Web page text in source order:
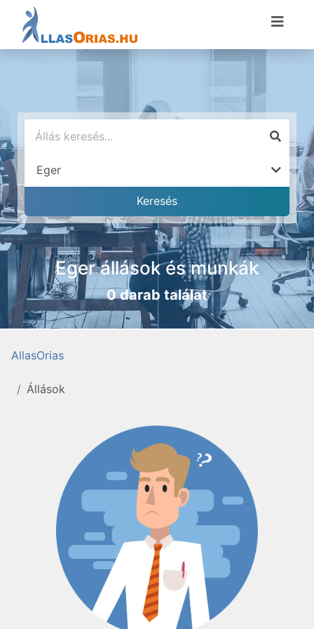
Eger állások és munkák
0 darab találat
AllasOrias
Állások